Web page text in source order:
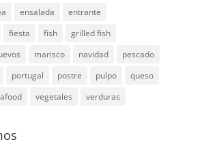
ensalada
entrante
fiesta fish
grilled fish
marisco navidad
pescado
portugal postre pulpo
queso
vegetales verduras